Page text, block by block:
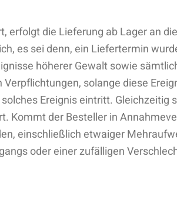
erfolgt die Lieferung ab Lager an
es sei denn, ein Liefertermin
höherer Gewalt sowie
solange diese
Ereignis eintritt.
Kommt der Besteller in
einschließlich etwaiger
oder einer zufälligen